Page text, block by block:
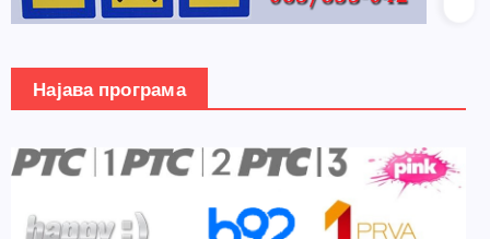
Најава програма